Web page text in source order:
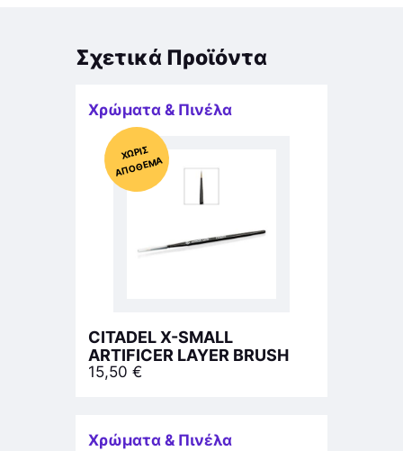
Σχετικά Προϊόντα
Χρώματα & Πινέλα
Χ
ΩΡΊΣ
Α
Π
Ό
ΘΕ
ΜΑ
CITADEL X-SMALL
ARTIFICER LAYER BRUSH
15,50 €
Χρώματα & Πινέλα